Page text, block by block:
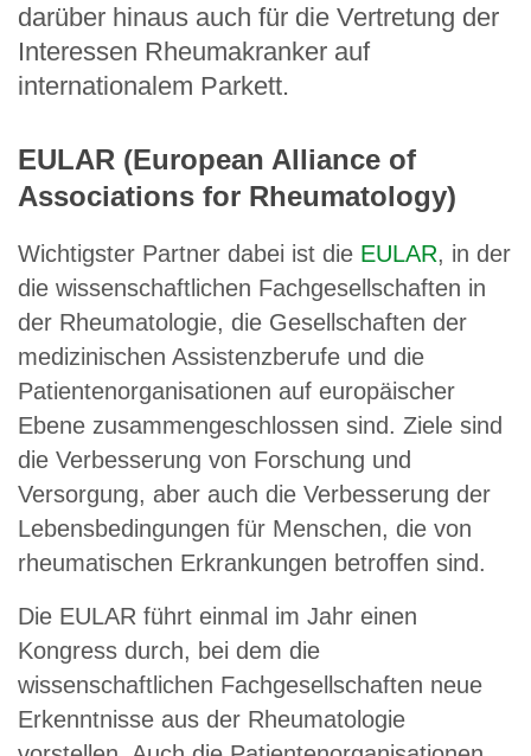
darüber hinaus auch für die Vertretung der
Interessen Rheumakranker auf
internationalem Parkett.
EULAR (European Alliance of
Associations for Rheumatology)
Wichtigster Partner dabei ist die EULAR, in der
die wissenschaftlichen Fachgesellschaften in
der Rheumatologie, die Gesellschaften der
medizinischen Assistenzberufe und die
Patientenorganisationen auf europäischer
Ebene zusammengeschlossen sind. Ziele sind
die Verbesserung von Forschung und
Versorgung, aber auch die Verbesserung der
Lebensbedingungen für Menschen, die von
rheumatischen Erkrankungen betroffen sind.
Die EULAR führt einmal im Jahr einen
Kongress durch, bei dem die
wissenschaftlichen Fachgesellschaften neue
Erkenntnisse aus der Rheumatologie